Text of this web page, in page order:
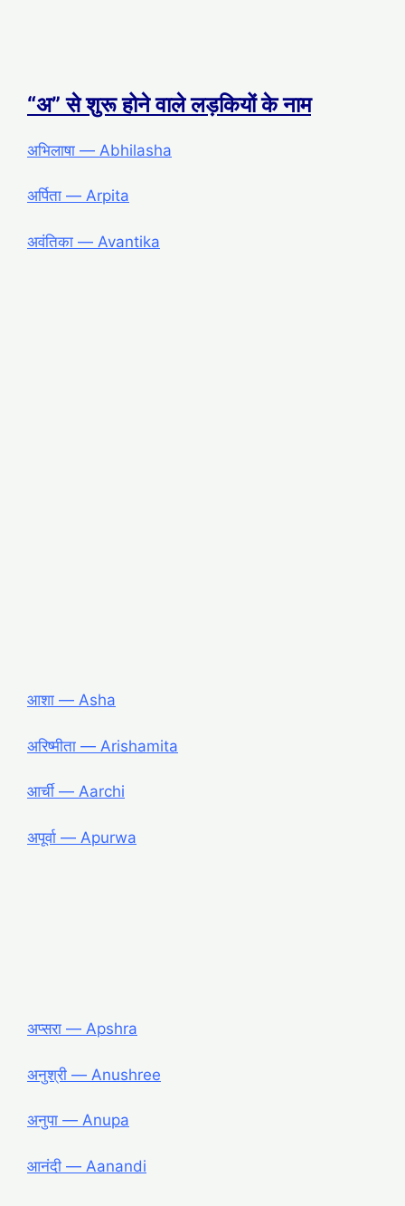
“अ” से शुरू होने वाले लड़कियों के नाम
अभिलाषा ― Abhilasha
अर्पिता ― Arpita
अवंतिका ― Avantika
आशा ― Asha
अरिष्मीता ― Arishamita
आर्ची ― Aarchi
अपूर्वा ― Apurwa
अप्सरा ― Apshra
अनुश्री ― Anushree
अनुपा ― Anupa
आनंदी ― Aanandi